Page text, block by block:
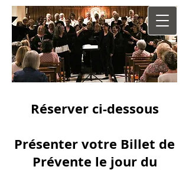
Réserver ci-dessous
Présenter votre Billet de
Prévente le jour du